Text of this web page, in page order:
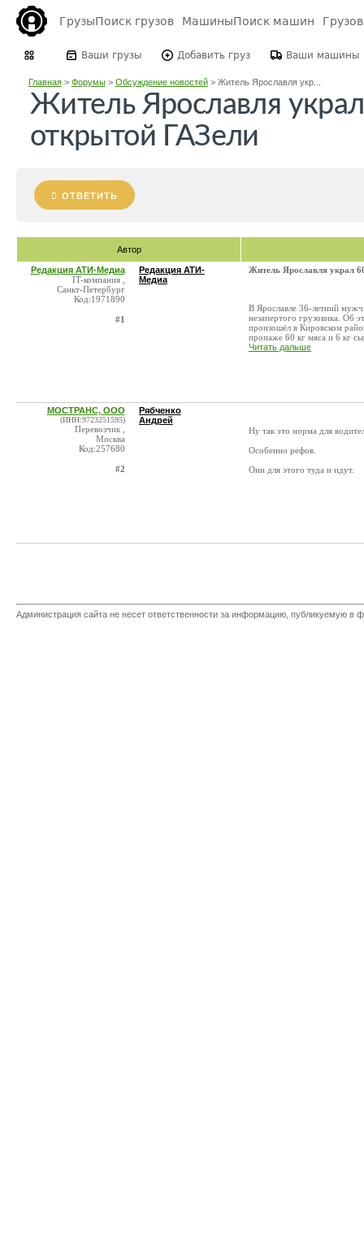
ГрузыПоиск грузов МашиныПоиск машин
Ваши грузы Добавить груз Ваши машины
Главная> Форумы> Обсуждение новостей> Житель Ярославля укр...
Житель Ярославля
открытой ГАЗели
ОТВЕТИТЬ
Автор
Редакция АТИ-Медиа
IT-компания ,
Санкт-Петербург
Код:1971890
#1
Редакция АТИ-
Медиа
Житель Ярославля украл
В Ярославле 36-летний
незапертого грузовика. Об
произошёл в Кировском
пропаже 60 кг мяса и 6 кг
Читать дальше
МОСТРАНС, ООО
(ИНН:9723251595)
Перевозчик ,
Москва
Код:257680
#2
Рябченко
Андрей
Ну так это норма для
Особенно рефов.
Они для этого туда и идут.
Администрация сайта не несет ответственности за информацию, публикуемую